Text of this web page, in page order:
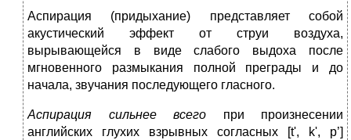
Аспирация (придыхание) представляет собой
акустический эффект от струи воздуха,
вырывающейся в виде слабого выдоха после
мгновенного размыкания полной преграды и до
начала, звучания последующего гласного.
Аспирация сильнее всего при произнесении
английских глухих взрывных согласных [t', k', p’]